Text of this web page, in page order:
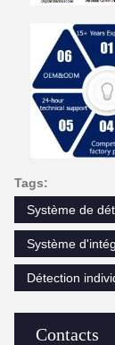
Contacts
Tags:
Système de
Système
Détection